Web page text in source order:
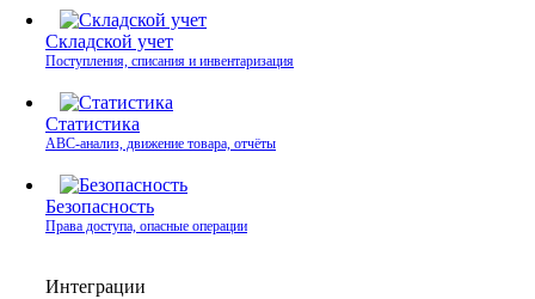
Складской учет
Поступления, списания и инвентаризация
Статистика
ABC-анализ, движение товара, отчёты
Безопасность
Права доступа, опасные операции
Интеграции